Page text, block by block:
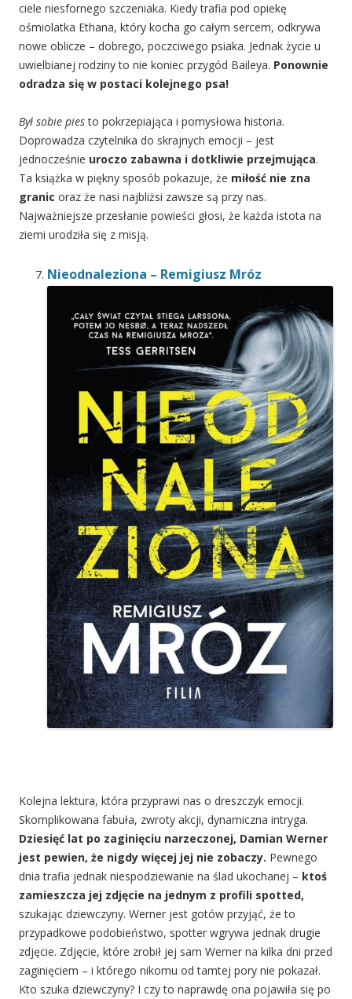
ciele niesfornego szczeniaka. Kiedy trafia pod opiekę
ośmiolatka Ethana, który kocha go całym sercem, odkrywa
nowe oblicze – dobrego, poczciwego psiaka. Jednak życie u
uwielbianej rodziny to nie koniec przygód Baileya. Ponownie
odradza się w postaci kolejnego psa!
Był sobie piesto pokrzepiająca i pomysłowa historia.
Doprowadza czytelnika do skrajnych emocji – jest
jednocześnie uroczo zabawna i dotkliwie przejmująca.
Ta książka w piękny sposób pokazuje, że miłość nie zna
granic oraz że nasi najbliżsi zawsze są przy nas.
Najważniejsze przesłanie powieści głosi, że każda istota na
ziemi urodziła się z misją.
Nieodnaleziona – Remigiusz Mróz
Kolejna lektura, która przyprawi nas o dreszczyk emocji.
Skomplikowana fabuła, zwroty akcji, dynamiczna intryga.
Dziesięć lat po zaginięciu narzeczonej, Damian Werner
jest pewien, że nigdy więcej jej nie zobaczy. Pewnego
dnia trafia jednak niespodziewanie na ślad ukochanej – ktoś
zamieszcza jej zdjęcie na jednym z profili spotted,
szukając dziewczyny. Werner jest gotów przyjąć, że to
przypadkowe podobieństwo, spotter wgrywa jednak drugie
zdjęcie. Zdjęcie, które zrobił jej sam Werner na kilka dni przed
zaginięciem – i którego nikomu od tamtej pory nie pokazał.
Kto szuka dziewczyny? I czy to naprawdę ona pojawiła się po